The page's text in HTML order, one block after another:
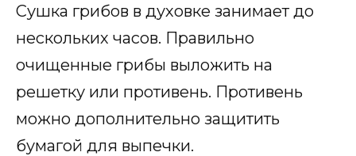
Сушка грибов в духовке занимает до
нескольких часов. Правильно
очищенные грибы выложить на
решетку или противень. Противень
можно дополнительно защитить
бумагой для выпечки.